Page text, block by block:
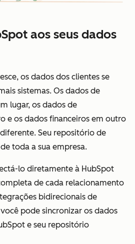
aos seus dados
os dados dos clientes se
sistemas. Os dados de
lugar, os dados de
e os dados financeiros em outro
Seu repositório de
toda a sua empresa.
lo diretamente à HubSpot
de cada relacionamento
bidirecionais de
pode sincronizar os dados
e seu repositório